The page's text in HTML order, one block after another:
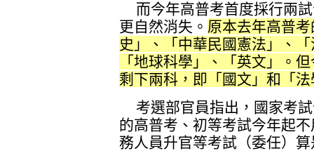
而今年高普考首度採行兩
更自然消失。 原本去年高普
史」、「中華民國憲法」、
「地球科學」、「英文」。
剩下兩科，即「國文」和「
考選部官員指出，國家考
的高普考、初等考試今年起
務人員升官等考試（委任）